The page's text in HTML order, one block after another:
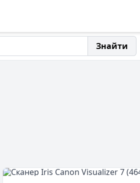
Знайти